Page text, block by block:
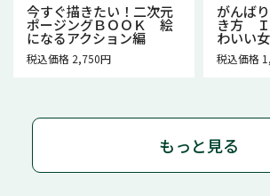
今すぐ描きたい！二次元
ポージングＢＯＯＫ 絵
になるアクション編
税込価格 2,750円
がんば
き方 Ｉ
わいい
税込価格
もっと見る